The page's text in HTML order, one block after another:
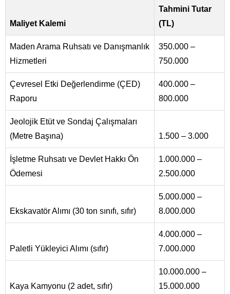
Maliyet Kalemi
Tahmini Tutar
(TL)
Maden Arama Ruhsatı ve Danışmanlık
Hizmetleri
350.000 –
750.000
Çevresel Etki Değerlendirme (ÇED)
Raporu
400.000 –
800.000
Jeolojik Etüt ve Sondaj Çalışmaları
(Metre Başına)
1.500 – 3.000
İşletme Ruhsatı ve Devlet Hakkı Ön
Ödemesi
1.000.000 –
2.500.000
Ekskavatör Alımı (30 ton sınıfı, sıfır)
5.000.000 –
8.000.000
Paletli Yükleyici Alımı (sıfır)
4.000.000 –
7.000.000
Kaya Kamyonu (2 adet, sıfır)
10.000.000 –
15.000.000